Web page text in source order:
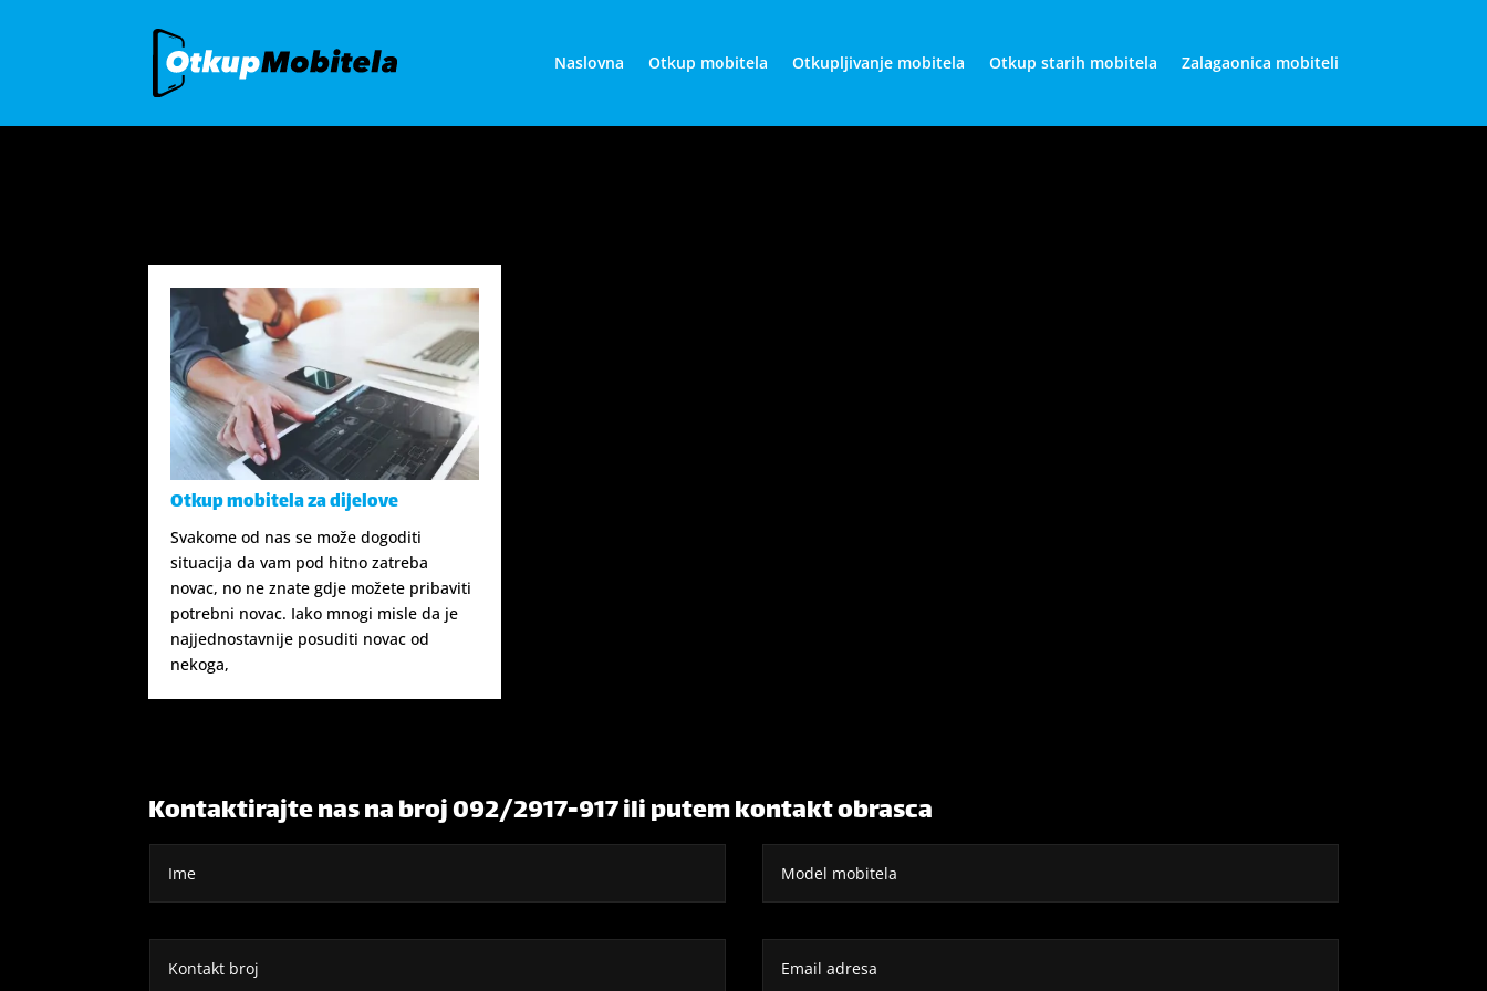
Naslovna Otkup mobitela Otkupljivanje mobitela Otkup starih mobitela Zalagaonica mobiteli
Otkup mobitela za dijelove
Svakome od nas se može dogoditi
situacija da vam pod hitno zatreba
novac, no ne znate gdje možete pribaviti
potrebni novac. Iako mnogi misle da je
najjednostavnije posuditi novac od
nekoga,
Kontaktirajte nas na broj 092/2917-917 ili putem kontakt obrasca